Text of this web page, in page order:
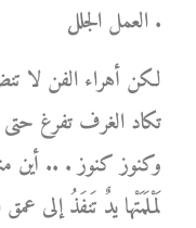
العمل الجلل .
لكن أهراء الفن لا
تكاد الغرف تفرغ
وكنوز كنوز . .. أين
لَمْلَمَتْها يدٌ تَنفَذُ إلى